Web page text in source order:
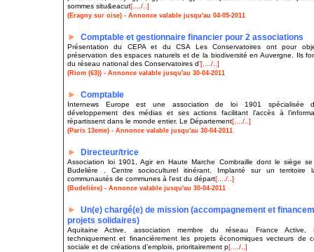
sommes situ&eacut[..../..]
(Eragny sur oise) - Annonce valable jusqu'au 04-05-2011
► Comptable et gestionnaire financier pour 2 associations
Présentation du CEPA et du CSA Les Conservatoires ont pour
préservation des espaces naturels et de la biodiversité en Auvergne. Ils
du réseau national des Conservatoires d’[..../..]
(Riom (63)) - Annonce valable jusqu'au 30-04-2011
► Comptable
Internews Europe est une association de loi 1901 spécialisée
développement des médias et ses actions facilitant l’accès à
répartissent dans le monde entier. Le Département[..../..]
(Paris 13eme) - Annonce valable jusqu'au 30-04-2011
► Directeur/trice
Association loi 1901, Agir en Haute Marche Combraille dont le siège
Budelière . Centre socioculturel itinérant. Implanté sur un territoire
communautés de communes à l'est du départ[..../..]
(Budelière) - Annonce valable jusqu'au 30-04-2011
►
Un(e) chargé(e) de mission (accompagnement et
projets solidaires)
Aquitaine Active, association membre du réseau France Active,
techniquement et financièrement les projets économiques vecteurs de
sociale et de créations d’emplois, prioritairement p[..../..]